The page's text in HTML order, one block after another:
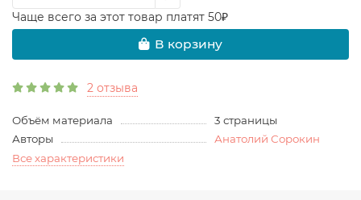
Чаще всего за этот товар платят 50₽
В корзину
2 отзыва
Объём материала
3 страницы
Авторы
Анатолий Сорокин
Все характеристики